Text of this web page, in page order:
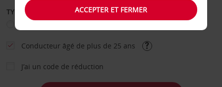
TYPE DE LOCATION
Conducteur âgé de plus de 25 ans
J’ai un code de réduction
ACCEPTER ET FERMER